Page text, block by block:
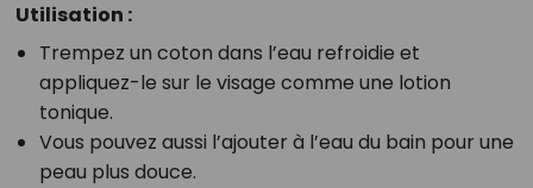
Utilisation :
Trempez un coton dans l’eau refroidie et
appliquez-le sur le visage comme une lotion
tonique.
Vous pouvez aussi l’ajouter à l’eau du bain pour une
peau plus douce.